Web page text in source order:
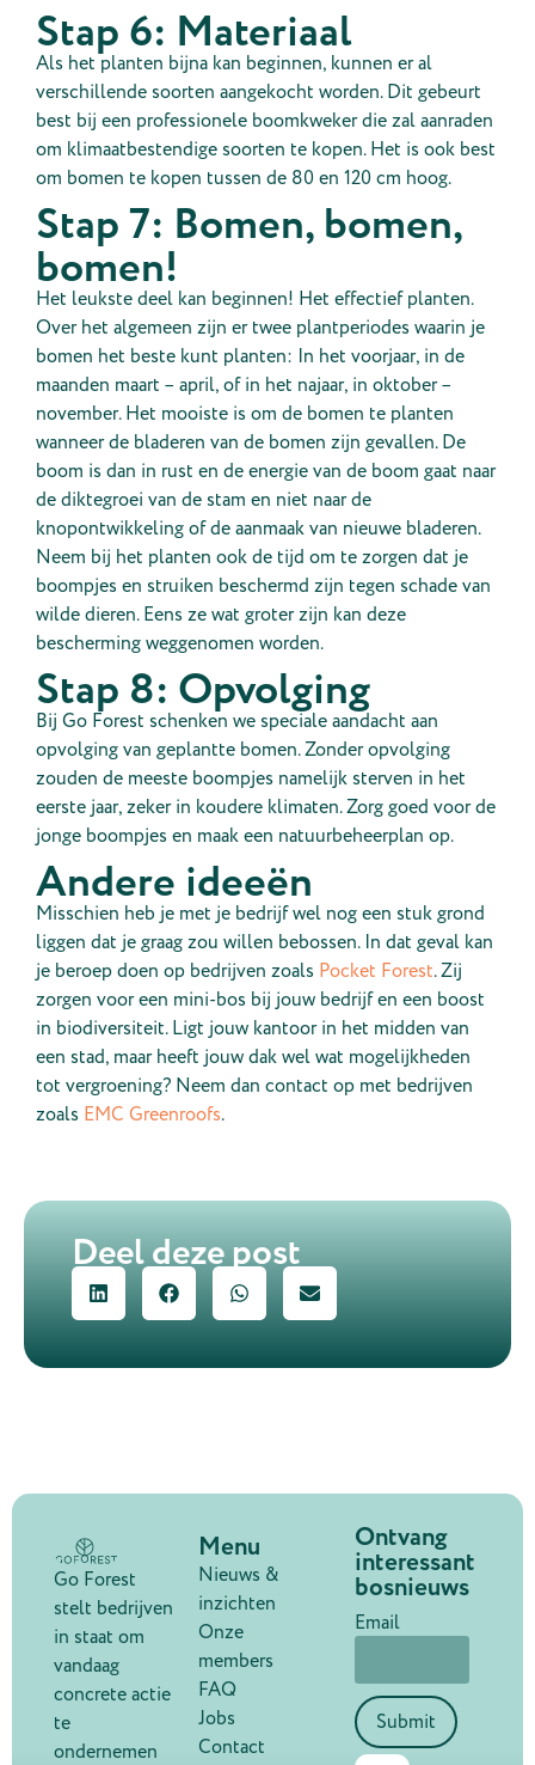
Stap 6: Materiaal
Als het planten bijna kan beginnen, kunnen er al
verschillende soorten aangekocht worden. Dit gebeurt
best bij een professionele boomkweker die zal aanraden
om klimaatbestendige soorten te kopen. Het is ook best
om bomen te kopen tussen de 80 en 120 cm hoog.
Stap 7: Bomen, bomen,
bomen!
Het leukste deel kan beginnen! Het effectief planten.
Over het algemeen zijn er twee plantperiodes waarin je
bomen het beste kunt planten: In het voorjaar, in de
maanden maart – april, of in het najaar, in oktober –
november. Het mooiste is om de bomen te planten
wanneer de bladeren van de bomen zijn gevallen. De
boom is dan in rust en de energie van de boom gaat naar
de diktegroei van de stam en niet naar de
knopontwikkeling of de aanmaak van nieuwe bladeren.
Neem bij het planten ook de tijd om te zorgen dat je
boompjes en struiken beschermd zijn tegen schade van
wilde dieren. Eens ze wat groter zijn kan deze
bescherming weggenomen worden.
Stap 8: Opvolging
Bij Go Forest schenken we speciale aandacht aan
opvolging van geplantte bomen. Zonder opvolging
zouden de meeste boompjes namelijk sterven in het
eerste jaar, zeker in koudere klimaten. Zorg goed voor de
jonge boompjes en maak een natuurbeheerplan op.
Andere ideeën
Misschien heb je met je bedrijf wel nog een stuk grond
liggen dat je graag zou willen bebossen. In dat geval kan
je beroep doen op bedrijven zoals Pocket Forest. Zij
zorgen voor een mini-bos bij jouw bedrijf en een boost
in biodiversiteit. Ligt jouw kantoor in het midden van
een stad, maar heeft jouw dak wel wat mogelijkheden
tot vergroening? Neem dan contact op met bedrijven
zoals EMC Greenroofs.
Deel deze post
Go Forest
stelt bedrijven
in staat om
vandaag
concrete actie
te
ondernemen
Menu
Nieuws &
inzichten
Onze
members
FAQ
Jobs
Contact
Ontvang
interessant
bosnieuws
Email
Submit